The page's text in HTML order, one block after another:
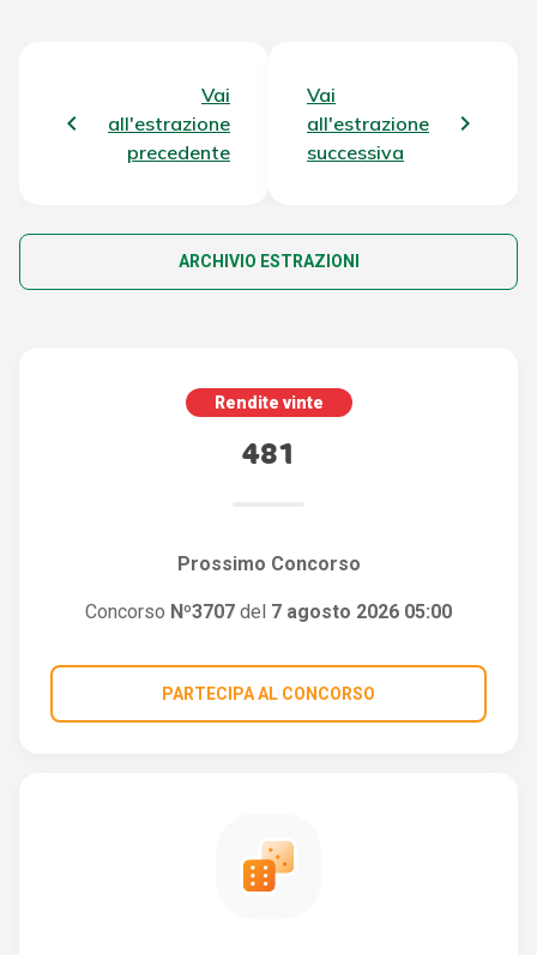
Vai
all'estrazione
precedente
Vai
all'estrazione
successiva
ARCHIVIO ESTRAZIONI
Rendite vinte
481
Prossimo Concorso
Concorso Nº3707 del 7 agosto 2026 05:00
PARTECIPA AL CONCORSO